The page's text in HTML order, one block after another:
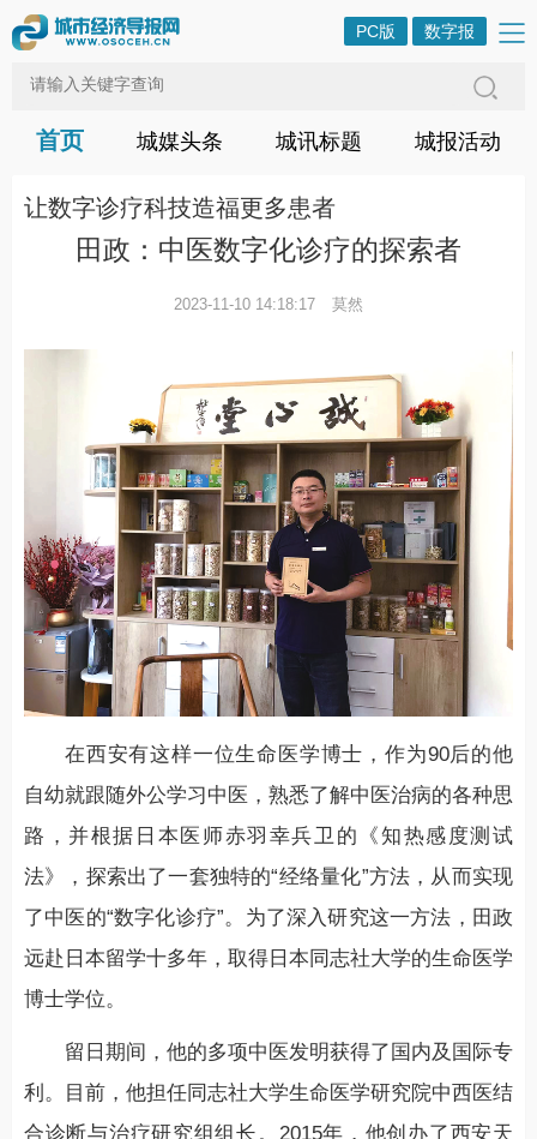
PC版 数字报
首页 城媒头条 城讯标题 城报活动
让数字诊疗科技造福更多患者
田政：中医数字化诊疗的探索者
2023-11-10 14:18:17 莫然
在西安有这样一位生命医学博士，作为90后的他
自幼就跟随外公学习中医，熟悉了解中医治病的各种思
路，并根据日本医师赤羽幸兵卫的《知热感度测试
法》，探索出了一套独特的“经络量化”方法，从而实现
了中医的“数字化诊疗”。为了深入研究这一方法，田政
远赴日本留学十多年，取得日本同志社大学的生命医学
博士学位。
留日期间，他的多项中医发明获得了国内及国际专
利。目前，他担任同志社大学生命医学研究院中西医结
合诊断与治疗研究组组长。2015年，他创办了西安天